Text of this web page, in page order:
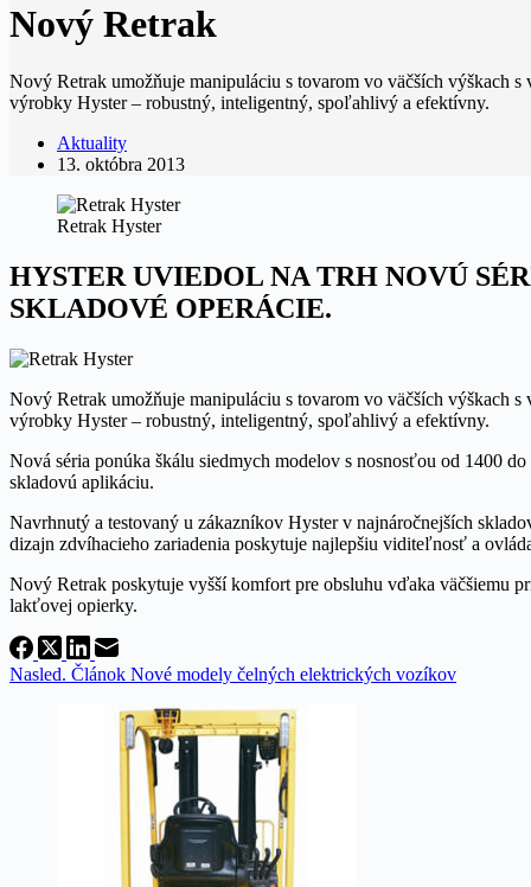
Nový Retrak
Nový Retrak umožňuje manipuláciu s tovarom vo väčších výškach
výrobky Hyster – robustný, inteligentný, spoľahlivý a efektívny.
Aktuality
13. októbra 2013
Retrak Hyster
HYSTER UVIEDOL NA TRH NOVÚ
SKLADOVÉ OPERÁCIE.
Nový Retrak umožňuje manipuláciu s tovarom vo väčších výškach
výrobky Hyster – robustný, inteligentný, spoľahlivý a efektívny.
Nová séria ponúka škálu siedmych modelov s nosnosťou od 1400
skladovú aplikáciu.
Navrhnutý a testovaný u zákazníkov Hyster v najnáročnejších
dizajn zdvíhacieho zariadenia poskytuje najlepšiu viditeľnosť a
Nový Retrak poskytuje vyšší komfort pre obsluhu vďaka väčšiemu
lakťovej opierky.
Nasled. Článok Nové modely čelných elektrických vozíkov